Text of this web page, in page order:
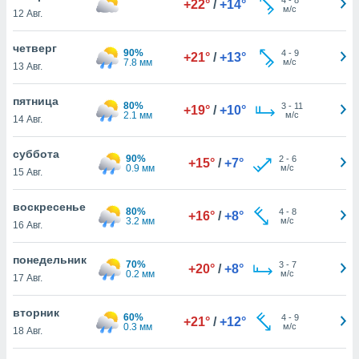
действия
рекламу
нашей
cookie
cookie
в
нашего
12 Авг.
+22° / +14°
м/с
четверг
13 Авг.
90%
7.8 мм
+21° / +13° 4- 9
м/с
пятница
14 Авг.
80%
2.1 мм
+19° / +10° 3- 11
м/с
суббота
15 Авг.
90%
0.9 мм
+15° / +7° 2- 6
м/с
воскресенье
16 Авг.
80%
3.2 мм
+16° / +8° 4- 8
м/с
понедельник
17 Авг.
70%
0.2 мм
+20° / +8° 3- 7
м/с
вторник
18 Авг.
60%
0.3 мм
+21° / +12° 4- 9
м/с